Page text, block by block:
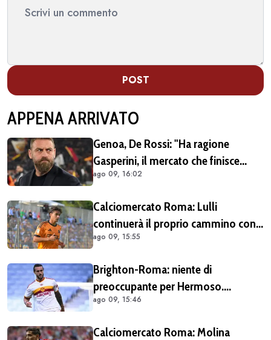
POST
APPENA ARRIVATO
Genoa, De Rossi: "Ha ragione
Gasperini, il mercato che finisce
dopo l'inizio del campionato è una
ago 09, 16:02
Calciomercato Roma: Lulli
continuerà il proprio cammino con
Gasperini
ago 09, 15:55
Brighton-Roma: niente di
preoccupante per Hermoso.
Spagnolo atteso regolarmente in
ago 09, 15:46
Calciomercato Roma: Molina